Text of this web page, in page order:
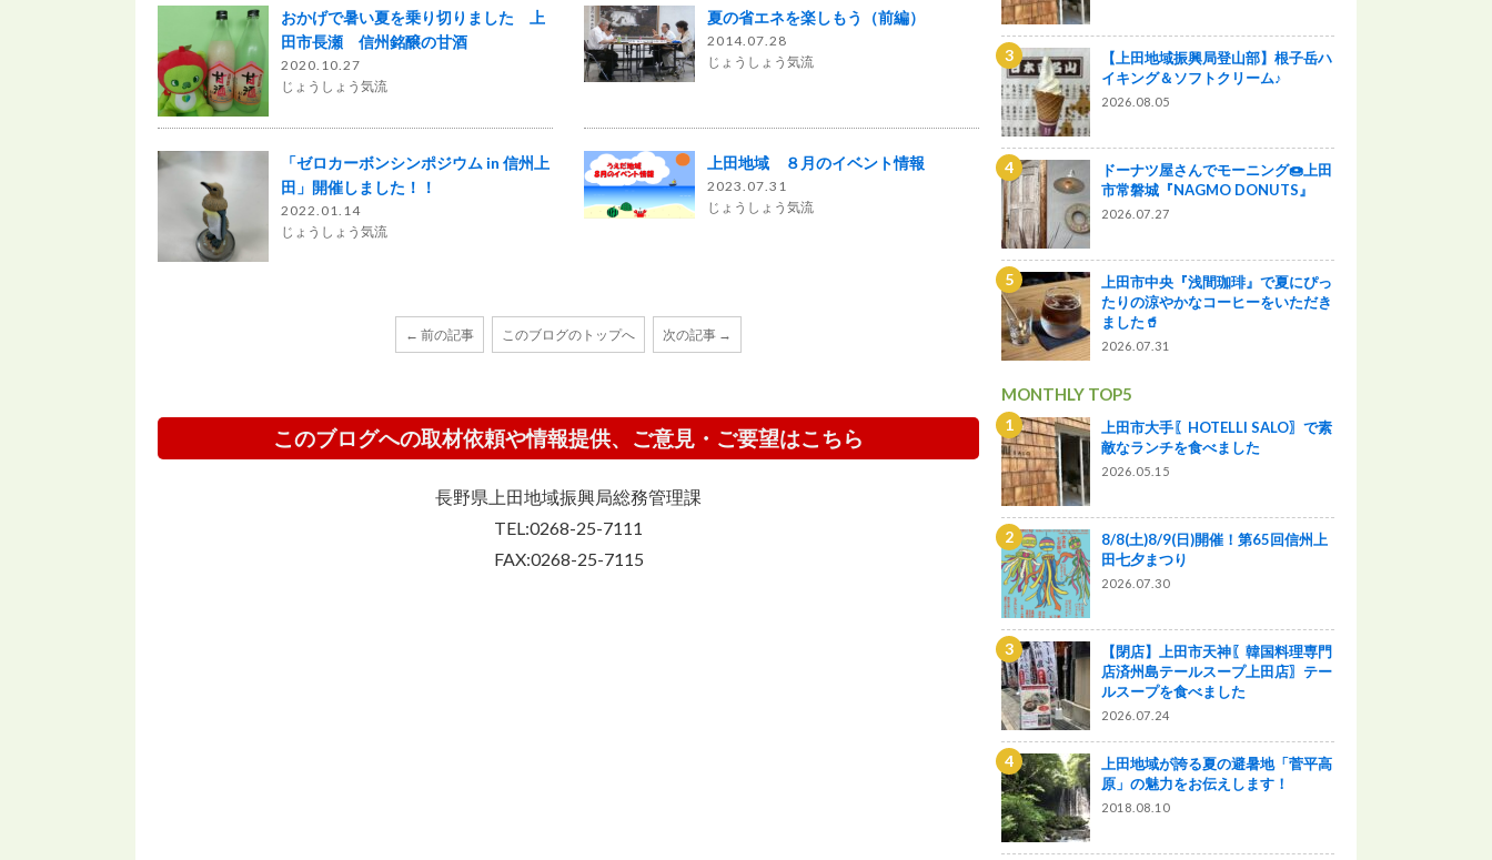
おかげで暑い夏を乗り切りました 上
田市長瀬 信州銘醸の甘酒
2020.10.27
じょうしょう気流
夏の省エネを楽しもう（前編）
2014.07.28
じょうしょう気流
「ゼロカーボンシンポジウム in 信州上
田」開催しました！！
2022.01.14
じょうしょう気流
上田地域 ８月のイベント情報
2023.07.31
じょうしょう気流
← 前の記事 このブログのトップへ 次の記事 →
このブログへの取材依頼や情報提供、ご意見・ご要望はこちら
長野県上田地域振興局総務管理課
TEL:0268-25-7111
FAX:0268-25-7115
【上田地域振興局登山部】根子岳ハ
イキング＆ソフトクリーム♪
2026.08.05
ドーナツ屋さんでモーニング🍩上田
市常磐城『NAGMO DONUTS』
2026.07.27
上田市中央『浅間珈琲』で夏にぴっ
たりの涼やかなコーヒーをいただき
ました🥤
2026.07.31
MONTHLY TOP5
上田市大手〖HOTELLI SALO〗で素
敵なランチを食べました
2026.05.15
8/8(土)8/9(日)開催！第65回信州上
田七夕まつり
2026.07.30
【閉店】上田市天神〖韓国料理専門
店済州島テールスープ上田店〗テー
ルスープを食べました
2026.07.24
上田地域が誇る夏の避暑地「菅平高
原」の魅力をお伝えします！
2018.08.10